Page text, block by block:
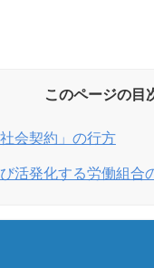
このページの目
社会契約」の行方
活発化する労働組合